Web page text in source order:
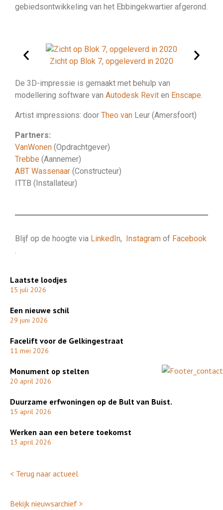
gebiedsontwikkeling van het Ebbingekwartier afgerond.
Zicht op Blok 7, opgeleverd in 2020
De 3D-impressie is gemaakt met behulp van
modellering software van Autodesk Revit en Enscape
Artist impressions: door Theo van Leur (Amersfoort)
Partners:
VanWonen (Opdrachtgever)
Trebbe (Aannemer)
ABT Wassenaar (Constructeur)
ITTB (Installateur)
Blijf op de hoogte via LinkedIn, Instagram of Facebook
Laatste loodjes
15 juli 2026
Een nieuwe schil
29 juni 2026
Facelift voor de Gelkingestraat
11 mei 2026
Monument op stelten
20 april 2026
Duurzame erfwoningen op de Bult van Buist.
15 april 2026
Werken aan een betere toekomst
13 april 2026
< Terug naar actueel
Bekijk nieuwsarchief >